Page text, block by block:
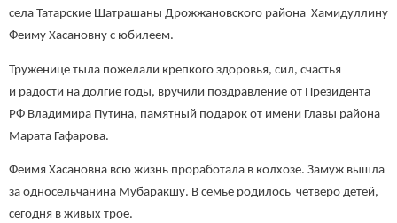
села Татарские Шатрашаны Дрожжановского района Хамидуллину
Феиму Хасановну с юбилеем.
Труженице тыла пожелали крепкого здоровья, сил, счастья
и радости на долгие годы, вручили поздравление от Президента
РФ Владимира Путина, памятный подарок от имени Главы района
Марата Гафарова.
Феимя Хасановна всю жизнь проработала в колхозе. Замуж вышла
за односельчанина Мубаракшу. В семье родилось четверо детей,
сегодня в живых трое.